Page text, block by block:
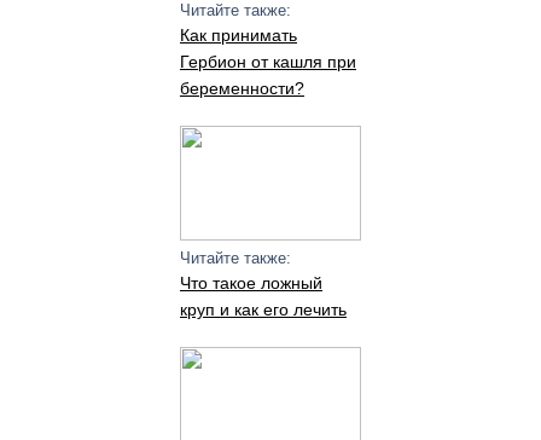
Читайте также:
Как принимать
Гербион от кашля при
беременности?
Читайте также:
Что такое ложный
круп и как его лечить